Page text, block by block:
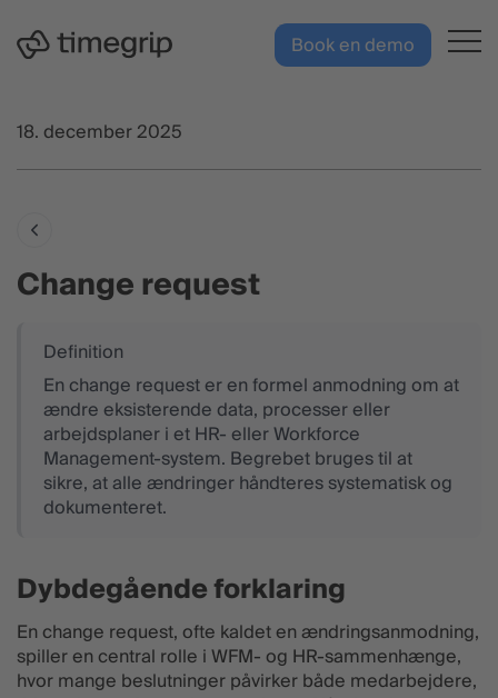
Book en demo
18. december 2025
Change request
En change request er en formel anmodning om at
ændre eksisterende data, processer eller
arbejdsplaner i et HR- eller Workforce
Management-system. Begrebet bruges til at
sikre, at alle ændringer håndteres systematisk og
dokumenteret.
Dybdegående forklaring
En change request, ofte kaldet en ændringsanmodning,
spiller en central rolle i WFM- og HR-sammenhænge,
hvor mange beslutninger påvirker både medarbejdere,